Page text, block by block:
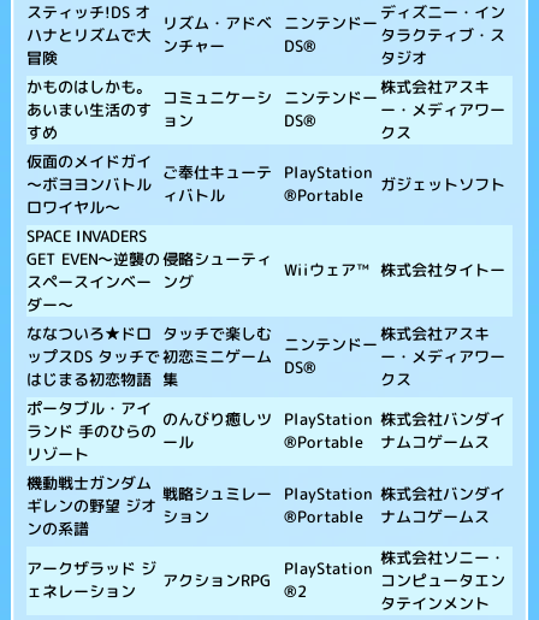
スティッチ!DS オ
ハナとリズムで大
冒険
リズム・アドベ
ンチャー
ニンテンドー
DS®
ディズニー・イン
タラクティブ・ス
タジオ
かものはしかも。
あいまい生活のす
すめ
コミュニケーシ
ョン
ニンテンドー
DS®
株式会社アスキ
ー・メディアワー
クス
仮面のメイドガイ
～ボヨヨンバトル
ロワイヤル～
ご奉仕キューテ
ィバトル
PlayStation
®Portable ガジェットソフト
SPACE INVADERS
GET EVEN～逆襲の
スペースインベー
ダー～
侵略シューティ
ング
Wiiウェア™ 株式会社タイトー
ななついろ★ドロ
ップスDS タッチで
はじまる初恋物語
タッチで楽しむ
初恋ミニゲーム
集
ニンテンドー
DS®
株式会社アスキ
ー・メディアワー
クス
ポータブル・アイ
ランド 手のひらの
リゾート
のんびり癒しツ
ール
PlayStation
®Portable
株式会社バンダイ
ナムコゲームス
機動戦士ガンダム
ギレンの野望 ジオ
ンの系譜
戦略シュミレー
ション
PlayStation
®Portable
株式会社バンダイ
ナムコゲームス
アークザラッド ジ
ェネレーション アクションRPG
PlayStation
®2
株式会社ソニー・
コンピュータエン
タテインメント